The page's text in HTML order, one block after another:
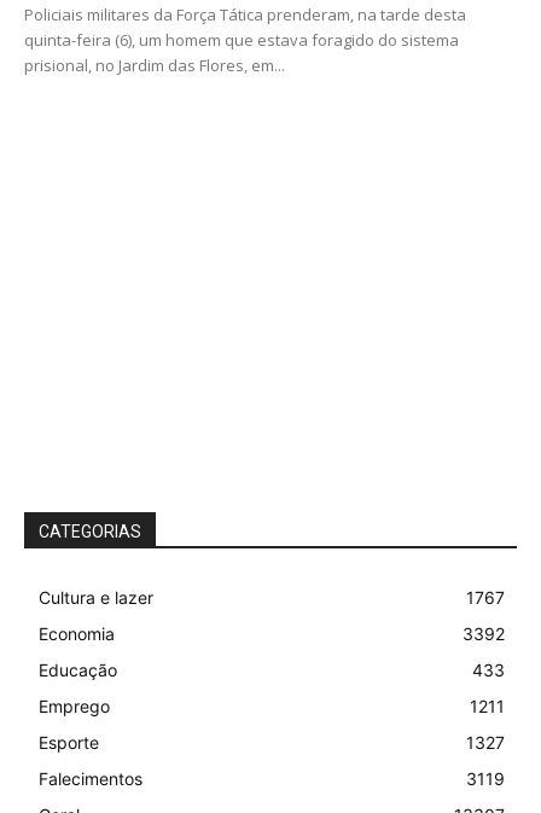
Policiais militares da Força Tática prenderam, na tarde desta
quinta-feira (6), um homem que estava foragido do sistema
prisional, no Jardim das Flores, em...
CATEGORIAS
Cultura e lazer
1767
Economia
3392
Educação
433
Emprego
1211
Esporte
1327
Falecimentos
3119